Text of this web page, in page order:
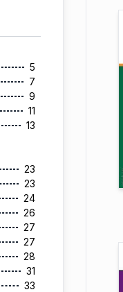
5
7
9
11
13
23
23
24
26
27
27
28
31
33